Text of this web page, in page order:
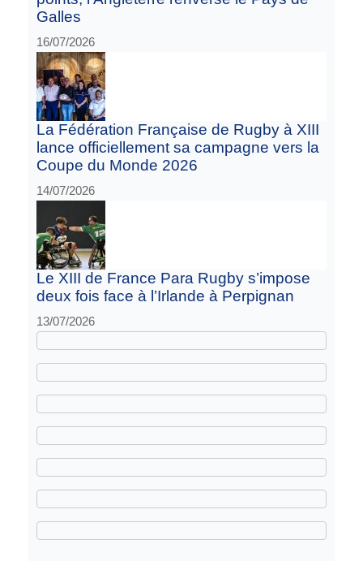
Galles
16/07/2026
La Fédération Française de Rugby à XIII
lance officiellement sa campagne vers la
Coupe du Monde 2026
14/07/2026
Le XIII de France Para Rugby s’impose
deux fois face à l’Irlande à Perpignan
13/07/2026